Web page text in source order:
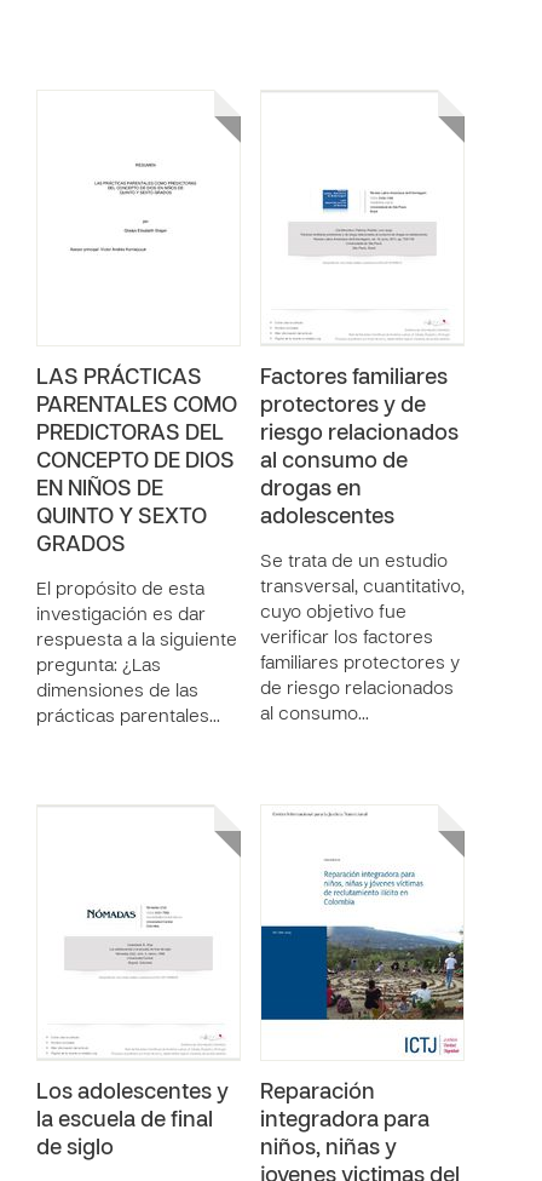
LAS PRÁCTICAS
PARENTALES COMO
PREDICTORAS DEL
CONCEPTO DE DIOS
EN NIÑOS DE
QUINTO Y SEXTO
GRADOS
El propósito de esta
investigación es dar
respuesta a la siguiente
pregunta: ¿Las
dimensiones de las
prácticas parentales…
Factores familiares
protectores y de
riesgo relacionados
al consumo de
drogas en
adolescentes
Se trata de un estudio
transversal, cuantitativo,
cuyo objetivo fue
verificar los factores
familiares protectores y
de riesgo relacionados
al consumo…
Los adolescentes y
la escuela de final
de siglo
Reparación
integradora para
niños, niñas y
jovenes victimas del